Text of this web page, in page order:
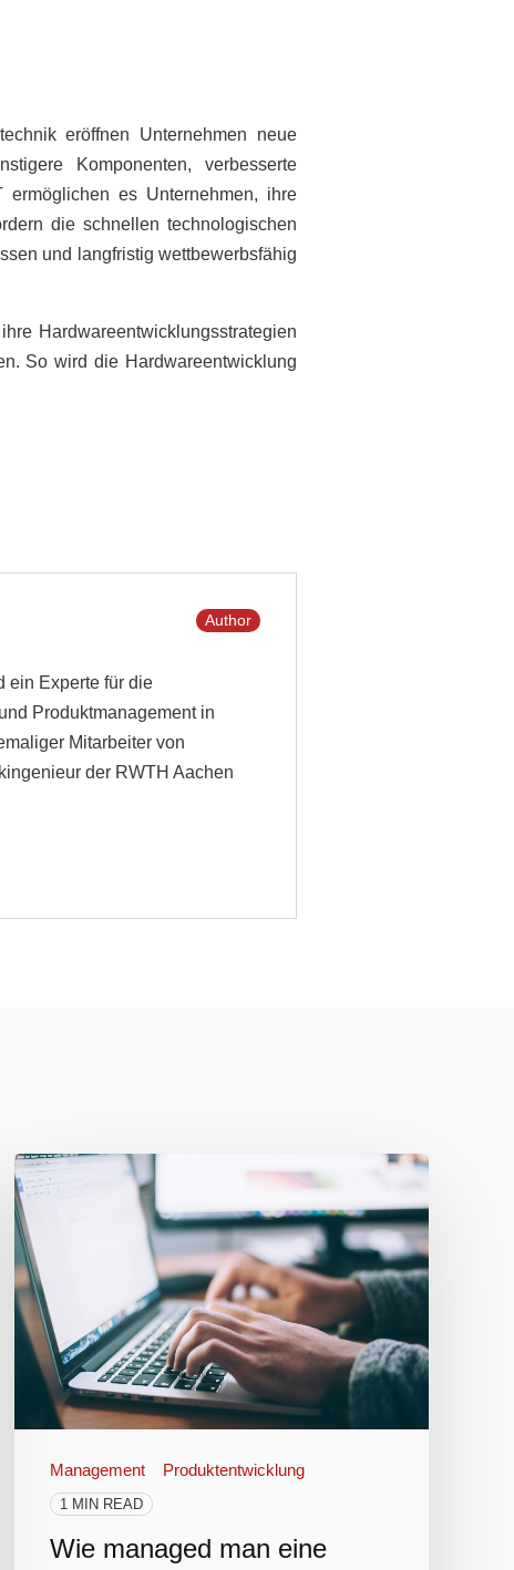
eröffnen Unternehmen neue
Komponenten, verbesserte
es Unternehmen, ihre
die schnellen technologischen
und langfristig wettbewerbsfähig
Hardwareentwicklungsstrategien
So wird die Hardwareentwicklung
ein Experte für die
Produktmanagement in
Mitarbeiter von
der RWTH Aachen
Author
Management Produktentwicklung
1 MIN READ
Wie managed man eine